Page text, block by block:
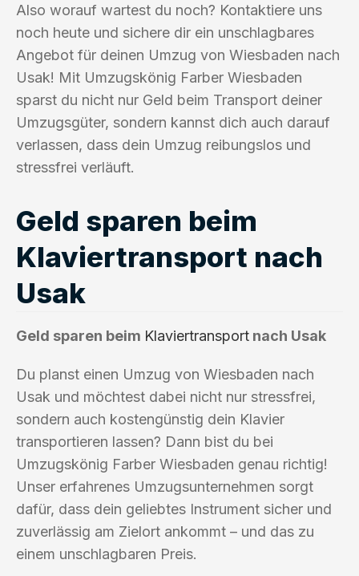
Also worauf wartest du noch? Kontaktiere uns
noch heute und sichere dir ein unschlagbares
Angebot für deinen Umzug von Wiesbaden nach
Usak! Mit Umzugskönig Farber Wiesbaden
sparst du nicht nur Geld beim Transport deiner
Umzugsgüter, sondern kannst dich auch darauf
verlassen, dass dein Umzug reibungslos und
stressfrei verläuft.
Geld sparen beim
Klaviertransport nach
Usak
Geld sparen beim Klaviertransport nach Usak
Du planst einen Umzug von Wiesbaden nach
Usak und möchtest dabei nicht nur stressfrei,
sondern auch kostengünstig dein Klavier
transportieren lassen? Dann bist du bei
Umzugskönig Farber Wiesbaden genau richtig!
Unser erfahrenes Umzugsunternehmen sorgt
dafür, dass dein geliebtes Instrument sicher und
zuverlässig am Zielort ankommt – und das zu
einem unschlagbaren Preis.